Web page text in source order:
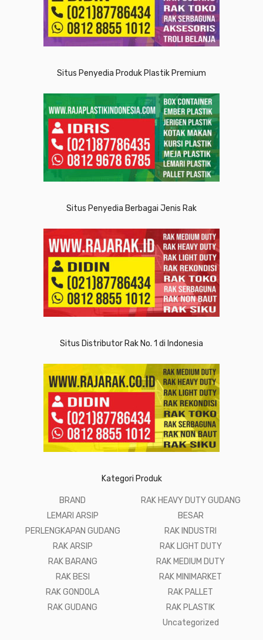
Situs Penyedia Produk Plastik Premium
Situs Penyedia Berbagai Jenis Rak
Situs Distributor Rak No. 1 di Indonesia
Kategori Produk
BRAND
LEMARI ARSIP
PERLENGKAPAN GUDANG
RAK ARSIP
RAK BARANG
RAK BESI
RAK GONDOLA
RAK GUDANG
RAK HEAVY DUTY GUDANG
BESAR
RAK INDUSTRI
RAK LIGHT DUTY
RAK MEDIUM DUTY
RAK MINIMARKET
RAK PALLET
RAK PLASTIK
Uncategorized